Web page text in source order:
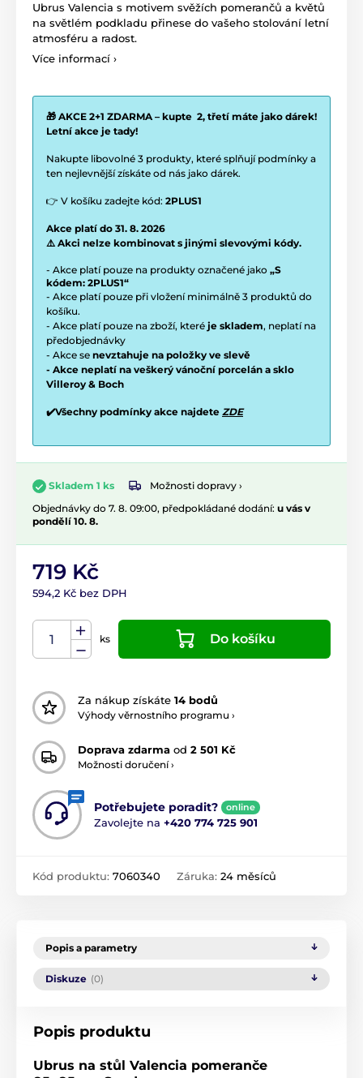
Ubrus Valencia s motivem svěžích pomerančů a květů
na světlém podkladu přinese do vašeho stolování letní
atmosféru a radost.
Více informací ›
🎁 AKCE 2+1 ZDARMA – kupte 2, třetí máte jako dárek!
Letní akce je tady!
Nakupte libovolné 3 produkty, které splňují podmínky a
ten nejlevnější získáte od nás jako dárek.
👉 V košíku zadejte kód: 2PLUS1
Akce platí do 31. 8. 2026
⚠️ Akci nelze kombinovat s jinými slevovými kódy.
- Akce platí pouze na produkty označené jako „S
kódem: 2PLUS1“
- Akce platí pouze při vložení minimálně 3 produktů do
košíku.
- Akce platí pouze na zboží, které je skladem, neplatí na
předobjednávky
- Akce se nevztahuje na položky ve slevě
- Akce neplatí na veškerý vánoční porcelán a sklo
Villeroy & Boch
✔️Všechny podmínky akce najdete ZDE
Skladem 1 ks
Možnosti dopravy ›
Objednávky do 7. 8. 09:00, předpokládané dodání: u vás v
pondělí 10. 8.
719 Kč
594,2 Kč bez DPH
ks Do košíku
Za nákup získáte 14 bodů
Výhody věrnostního programu ›
Doprava zdarma od 2 501 Kč
Možnosti doručení ›
Potřebujete poradit? online
Zavolejte na +420 774 725 901
Kód produktu: 7060340 Záruka: 24 měsíců
Popis a parametry
Diskuze (0)
Popis produktu
Ubrus na stůl Valencia pomeranče